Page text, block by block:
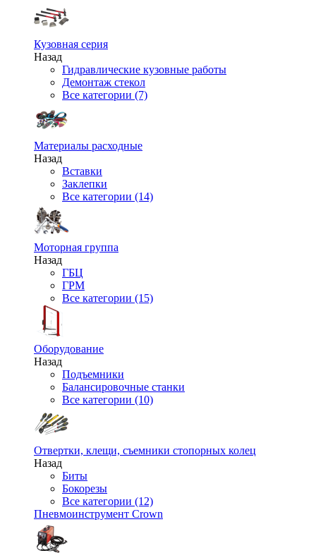
Кузовная серия
Назад
Гидравлические кузовные работы
Демонтаж стекол
Все категории (7)
Материалы расходные
Назад
Вставки
Заклепки
Все категории (14)
Моторная группа
Назад
ГБЦ
ГРМ
Все категории (15)
Оборудование
Назад
Подъемники
Балансировочные станки
Все категории (10)
Отвертки, клещи, съемники стопорных колец
Назад
Биты
Бокорезы
Все категории (12)
Пневмоинструмент Crown